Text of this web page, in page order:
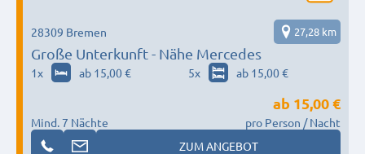
Große Unterkunft - Nähe Mercedes
28309 Bremen 27,28 km
1x ab 15,00 € 5x ab 15,00 €
Mind. 7 Nächte
ab 15,00 €
pro Person / Nacht
ZUM ANGEBOT